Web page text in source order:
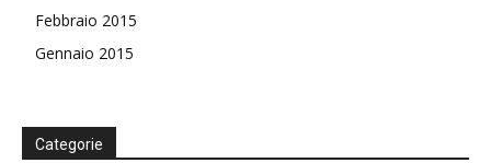
Febbraio 2015
Gennaio 2015
Categorie